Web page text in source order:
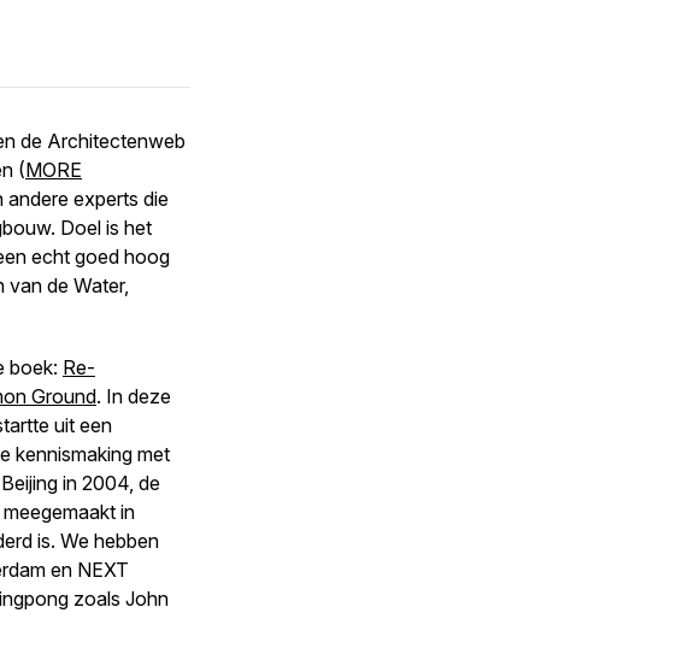
de Architectenweb
(MORE
andere experts die
Doel is het
echt goed hoog
van de Water,
boek: Re-
Ground. In deze
uit een
kennismaking met
in 2004, de
in
is. We hebben
en NEXT
zoals John